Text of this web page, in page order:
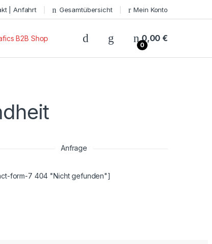
| Anfahrt Gesamtübersicht Mein Konto
B2B Shop
0
0,00€
Anfrage
form-7 404 "Nicht gefunden"]